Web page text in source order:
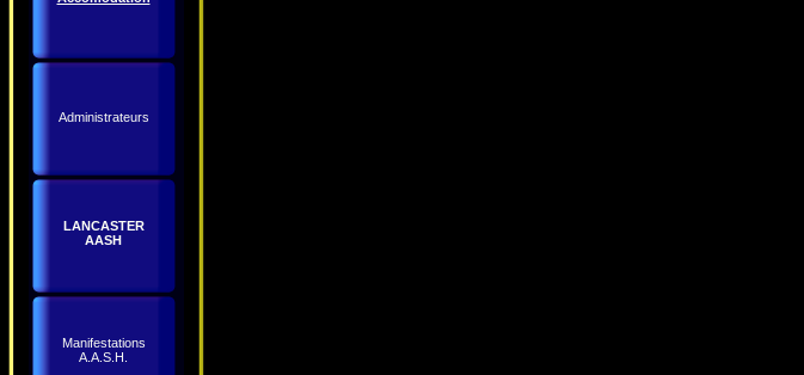
Administrateurs
LANCASTER
AASH
Manifestations
A.A.S.H.